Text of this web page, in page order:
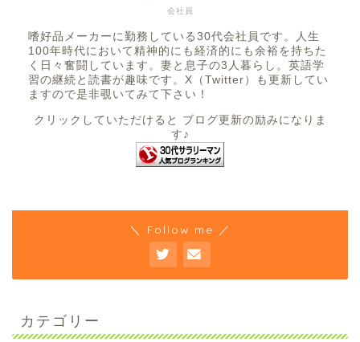
会社員
嗜好品メーカーに勤務している30代会社員です。人生
100年時代において精神的にも経済的にも余裕を持ちた
く日々奮闘しています。妻と息子の3人暮らし。英語学
習の継続と読書が趣味です。X（Twitter）も更新してい
ますので是非覗いてみて下さい！
クリックしていただけると ブログ更新の励みになりま
す♪
＼ Follow me ／
カテゴリー